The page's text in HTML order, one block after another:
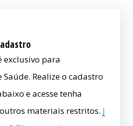
exclusivo para
Realize o cadastro
e acesse tenha
outros materiais restritos. J